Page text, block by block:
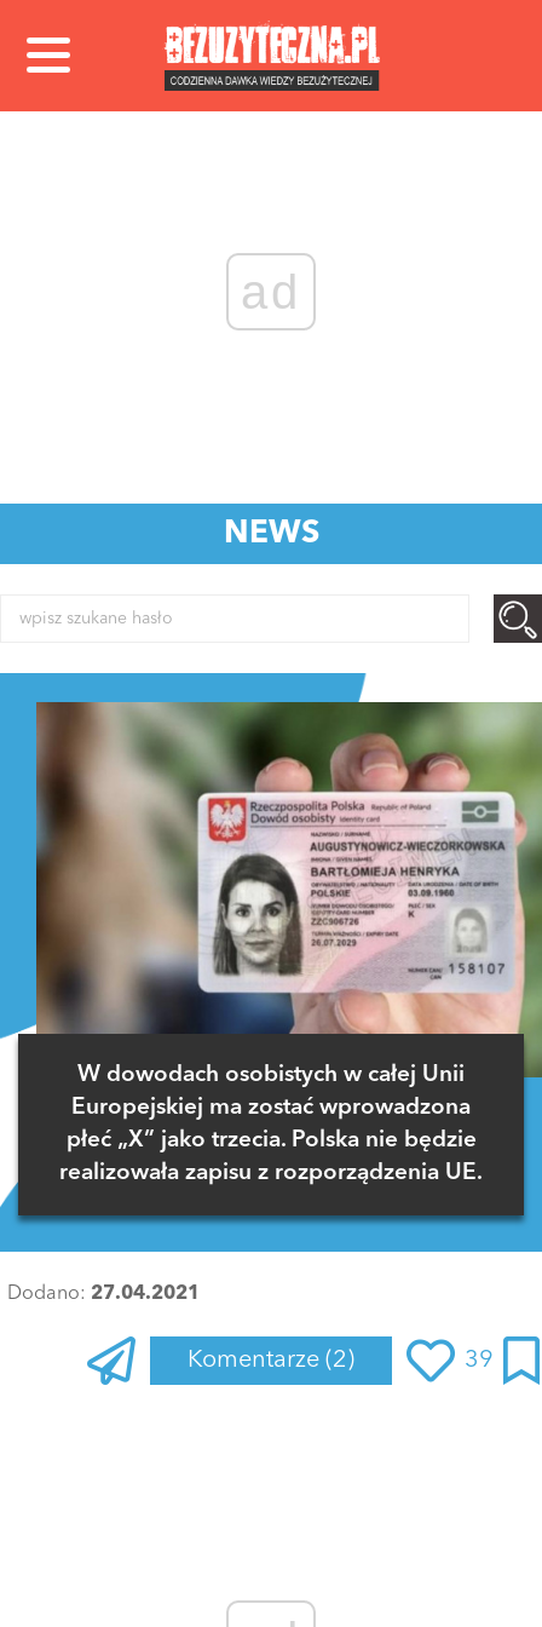
ad
NEWS
W dowodach osobistych w całej Unii
Europejskiej ma zostać wprowadzona
płeć „X” jako trzecia. Polska nie będzie
realizowała zapisu z rozporządzenia UE.
Dodano: 27.04.2021
Komentarze (2) 39